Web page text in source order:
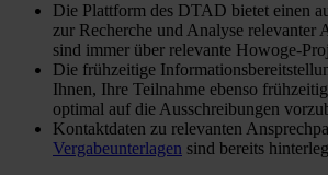
Die Plattform des DTAD bietet einen
zur Recherche und Analyse relevanter
sind immer über relevante Howoge-
Die frühzeitige
Ihnen, Ihre Teilnahme ebenso
optimal auf die Ausschreibungen
Kontaktdaten zu relevanten
Vergabeunterlagen sind bereits